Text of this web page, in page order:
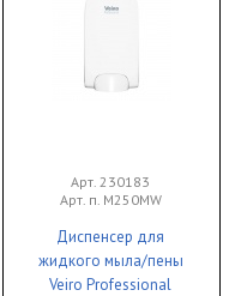
Арт. 230183
Арт. п. M250MW
Диспенсер для
жидкого мыла/пены
Veiro Professional